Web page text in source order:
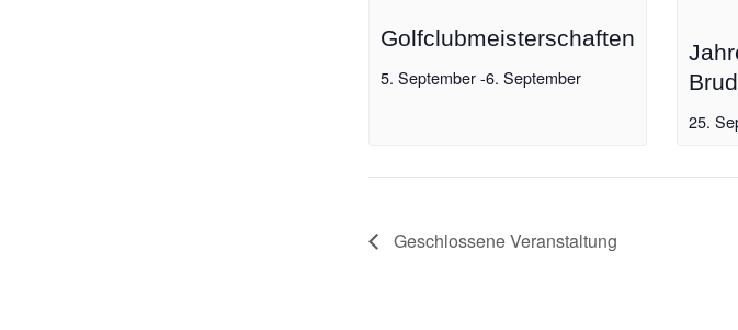
Golfclubmeisterschaften
5. September-6. September
25.
Geschlossene Veranstaltung